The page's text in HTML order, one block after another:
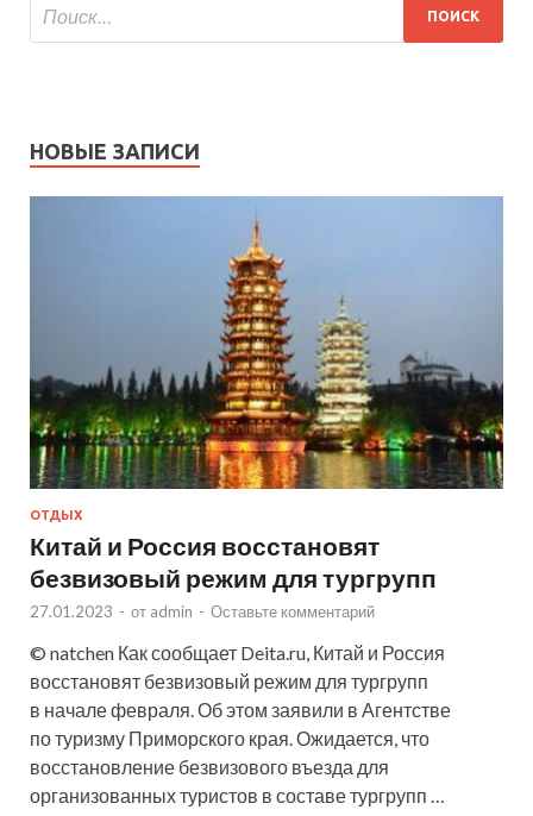
НОВЫЕ ЗАПИСИ
ОТДЫХ
Китай и Россия восстановят
безвизовый режим для тургрупп
27.01.2023 - от admin - Оставьте комментарий
© natchen Как сообщает Deita.ru, Китай и Россия
восстановят безвизовый режим для тургрупп
в начале февраля. Об этом заявили в Агентстве
по туризму Приморского края. Ожидается, что
восстановление безвизового въезда для
организованных туристов в составе тургрупп …